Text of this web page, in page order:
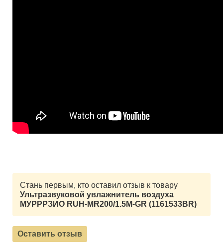
Стань первым, кто оставил отзыв к товару
Ультразвуковой увлажнитель воздуха
МУРРРЗИО RUH-MR200/1.5M-GR (1161533BR)
Оставить отзыв